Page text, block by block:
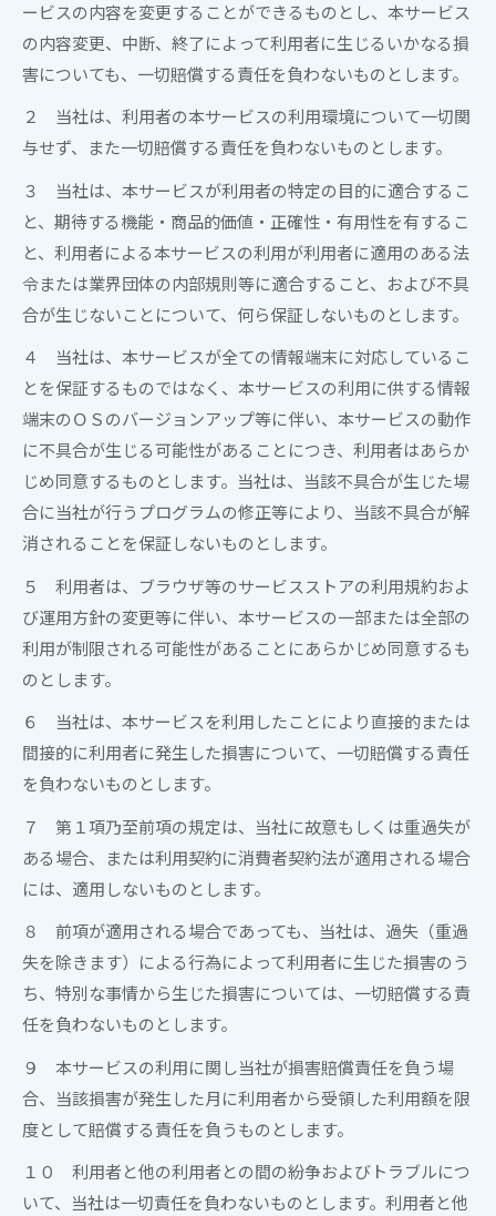
ービスの内容を変更することができるものとし、本サービス
の内容変更、中断、終了によって利用者に生じるいかなる損
害についても、一切賠償する責任を負わないものとします。
２ 当社は、利用者の本サービスの利用環境について一切関
与せず、また一切賠償する責任を負わないものとします。
３ 当社は、本サービスが利用者の特定の目的に適合するこ
と、期待する機能・商品的価値・正確性・有用性を有するこ
と、利用者による本サービスの利用が利用者に適用のある法
令または業界団体の内部規則等に適合すること、および不具
合が生じないことについて、何ら保証しないものとします。
４ 当社は、本サービスが全ての情報端末に対応しているこ
とを保証するものではなく、本サービスの利用に供する情報
端末のＯＳのバージョンアップ等に伴い、本サービスの動作
に不具合が生じる可能性があることにつき、利用者はあらか
じめ同意するものとします。
当社は、当該不具合が生じた場
合に当社が行うプログラムの修正等により、当該不具合が解
消されることを保証しないものとします。
５ 利用者は、ブラウザ等のサービスストアの利用規約およ
び運用方針の変更等に伴い、本サービスの一部または全部の
利用が制限される可能性があることにあらかじめ同意するも
のとします。
６ 当社は、本サービスを利用したことにより直接的または
間接的に利用者に発生した損害について、一切賠償する責任
を負わないものとします。
７ 第１項乃至前項の規定は、 当社に故意もしくは重過失が
ある場合、または利用契約に消費者契約法が適用される場合
には、適用しないものとします。
８ 前項が適用される場合であっても、 当社は、過失（重過
失を除きます）による行為によって利用者に生じた損害のう
ち、特別な事情から生じた損害については、一切賠償する責
任を負わないものとします。
９ 本サービスの利用に関し当社が損害賠償責任を負う場
合、当該損害が発生した月に利用者から受領した利用額を限
度として賠償する責任を負うものとします。
１０ 利用者と他の利用者との間の紛争およびトラブルにつ
いて、
当社は一切責任を負わないものとします。利用者と他